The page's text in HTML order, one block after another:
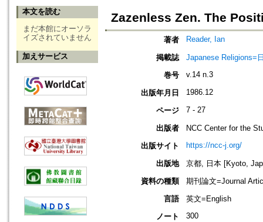
本文を読む
まだ本館にオーソラ
イズされていません
加えサービス
Zazenless Zen. The
著者 Reader, Ian
掲載誌
Japanese Religions=
巻号
v.14 n.3
出版年月日 1986.12
ページ 7 - 27
出版者
NCC Center for the
出版サイト
https://ncc-j.org/
出版地
京都, 日本 [Kyoto,
資料の種類
期刊論文=Journal
言語
英文=English
ノート
300